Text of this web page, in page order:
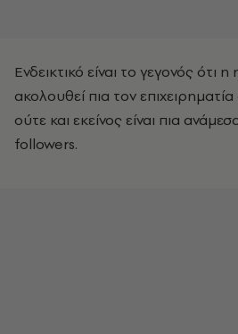
Ενδεικτικό είναι το γεγονός ότι
ακολουθεί πια τον
ούτε και εκείνος είναι πια
followers.